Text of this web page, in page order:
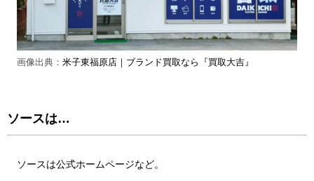
画像出典：米子東福原店｜ブランド買取なら『買取大吉』
ソースは…
ソースは公式ホームページなど。